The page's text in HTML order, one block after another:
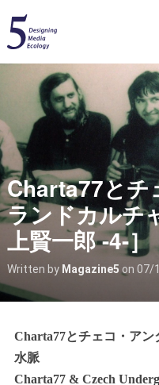
Charta77とチ
ランドカルチ
上賢一郎 -4-］
Written by Magazine5 on 07/
Charta77とチェコ・ア
水脈
Charta77 & Czech